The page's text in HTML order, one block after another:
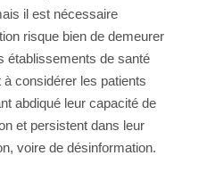
il est nécessaire
risque bien de demeurer
établissements de santé
considérer les patients
abdiqué leur capacité de
et persistent dans leur
voire de désinformation.